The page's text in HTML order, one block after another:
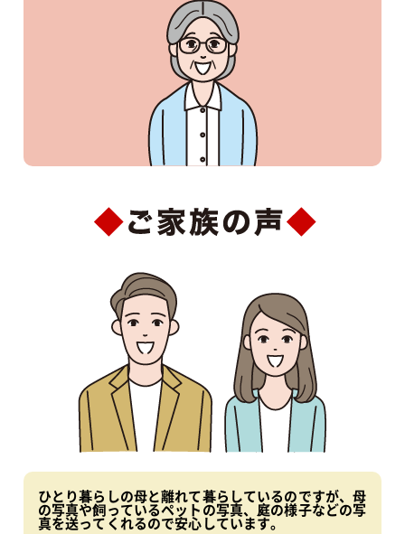
ひとり暮らしの母と離れて暮らしているのですが、母
の写真や飼っているペットの写真、庭の様子などの写
真を送ってくれるので安心しています。